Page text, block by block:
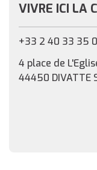
VIVRE ICI LA
+33 2 40 33 35
4 place de
44450 DIVATTE